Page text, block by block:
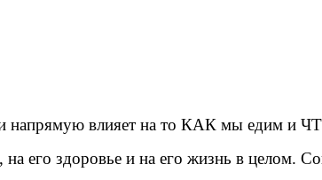
и напрямую влияет на то КАК мы едим и
его здоровье и на его жизнь в целом.